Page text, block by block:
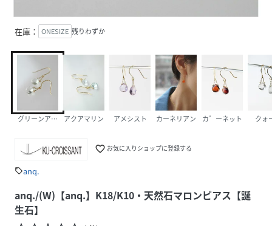
在庫： ONESIZE 残りわずか
グリーンアメシストアクアマリン アメシスト カーネリアン カ゛ーネット クォ
favorite_border お気に入りショップに登録する
sellanq.
anq./(W)【anq.】K18/K10・天然石マロンピアス【誕
生石】